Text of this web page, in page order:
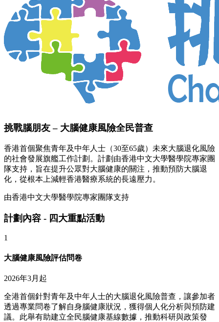
挑戰腦朋友 – 大腦健康風險全民普查
香港首個聚焦青年及中年人士（30至65歲）未來大腦退化風險
的社會發展旗艦工作計劃。計劃由香港中文大學醫學院專家團
隊支持，旨在提升公眾對大腦健康的關注，推動預防大腦退
化，從根本上減輕香港醫療系統的長遠壓力。
由香港中文大學醫學院專家團隊支持
計劃內容 - 四大重點活動
1
大腦健康風險評估問卷
2026年3月起
全港首個針對青年及中年人士的大腦退化風險普查，讓參加者
透過專業問卷了解自身腦健康狀況，獲得個人化分析與預防建
議。此舉有助建立全民腦健康基線數據，推動科研與政策發